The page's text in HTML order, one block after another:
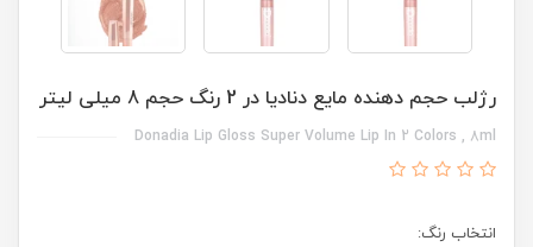
رژلب حجم دهنده مایع دنادیا در 2 رنگ حجم 8 میلی لیتر
Donadia Lip Gloss Super Volume Lip In 2 Colors , 8ml
انتخاب رنگ: